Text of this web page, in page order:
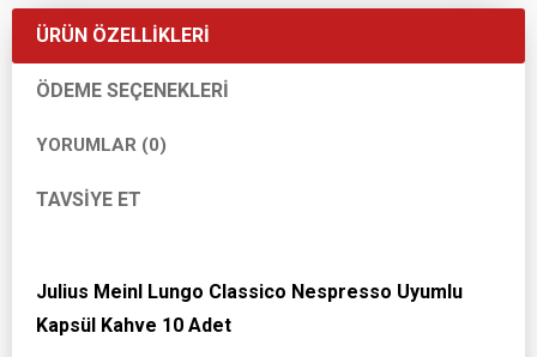
ÜRÜN ÖZELLIKLERI
ÖDEME SEÇENEKLERI
YORUMLAR (0)
TAVSIYE ET
Julius Meinl Lungo Classico Nespresso Uyumlu
Kapsül Kahve 10 Adet